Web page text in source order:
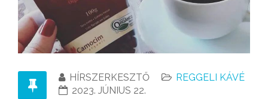
HÍRSZERKESZTŐ
REGGELI KÁVÉ
2023. JÚNIUS 22.